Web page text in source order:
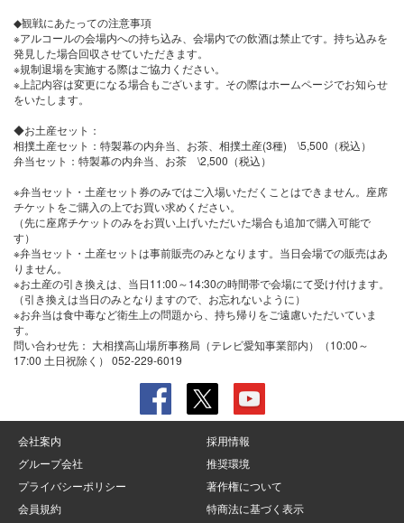
◆観戦にあたっての注意事項
※アルコールの会場内への持ち込み、会場内での飲酒は禁止です。持ち込みを
発見した場合回収させていただきます。
※規制退場を実施する際はご協力ください。
※上記内容は変更になる場合もございます。その際はホームページでお知らせ
をいたします。
◆お土産セット：
相撲土産セット：特製幕の内弁当、お茶、相撲土産(3種) \5,500（税込）
弁当セット：特製幕の内弁当、お茶 \2,500（税込）
※弁当セット・土産セット券のみではご入場いただくことはできません。座席
チケットをご購入の上でお買い求めください。
（先に座席チケットのみをお買い上げいただいた場合も追加で購入可能で
す）
※弁当セット・土産セットは事前販売のみとなります。当日会場での販売はあ
りません。
※お土産の引き換えは、当日11:00～14:30の時間帯で会場にて受け付けます。
（引き換えは当日のみとなりますので、お忘れないように）
※お弁当は食中毒など衛生上の問題から、持ち帰りをご遠慮いただいていま
す。
問い合わせ先： 大相撲高山場所事務局（テレビ愛知事業部内）（10:00～
17:00 土日祝除く） 052-229-6019
会社案内
採用情報
グループ会社
推奨環境
プライバシーポリシー
著作権について
会員規約
特商法に基づく表示